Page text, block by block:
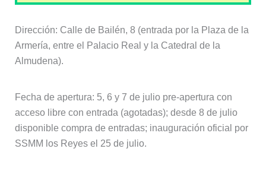
Dirección: Calle de Bailén, 8 (entrada por la Plaza de la
Armería, entre el Palacio Real y la Catedral de la
Almudena).
Fecha de apertura: 5, 6 y 7 de julio pre-apertura con
acceso libre con entrada (agotadas); desde 8 de julio
disponible compra de entradas; inauguración oficial por
SSMM los Reyes el 25 de julio.